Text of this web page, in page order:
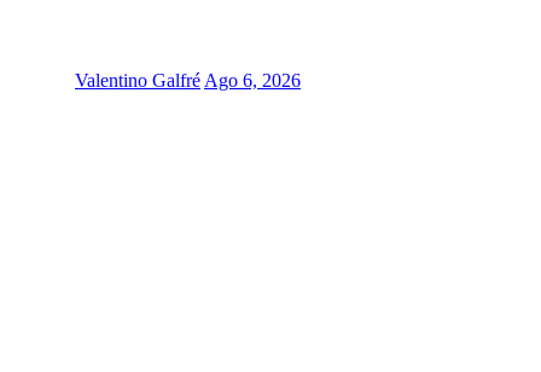
Valentino Galfré Ago 6, 2026